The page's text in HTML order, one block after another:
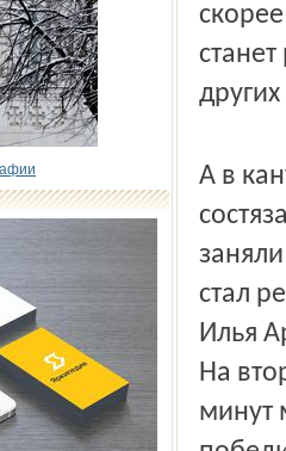
А в
стал
Илья
На
минут